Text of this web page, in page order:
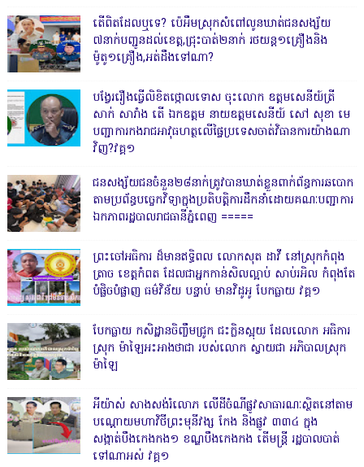
តើពិតដែលឬទេ? ប៉េអឹមស្រុកសំពៅលូនឃាត់ជនសង្ស័យ
៧នាក់បញ្ជូនដល់ខេត្ត,ជ្រុះបាត់២នាក់ រថយន្ត១គ្រឿងនិង
ម៉ូតូ១គ្រឿង,អត់ដឹងទៅណា?
បង្វែររឿងធ្វើលិខិតថ្កោលទោស ចុះលោក ឧត្តមសេនីយ៍ត្រី
សាក់ សារាំង តើ ឯកឧត្តម នាយឧត្តមសេនីយ៍ សៅ សុខា មេ
បញ្ជាការកងរាជអាវុធហត្ថលើផ្ទៃប្រទេសចាត់វិធានការយ៉ាងណា
វិញ?វគ្គ១
ជនសង្ស័យជនចំនួន២៨នាក់ត្រូវបានឃាត់ខ្លួនពាក់ព័ន្ធការឆបោក
តាមប្រព័ន្ធបច្ចេកវិទ្យាក្នុងប្រតិបត្តិការដឹកនាំដោយគណៈបញ្ជាការ
ឯកភាពរដ្ឋបាលរាជធានីភ្នំពេញ ‎=====
ព្រះចៅអធិការ ដ៏មានឥទ្ធិពល លោកសុត ដាវី នៅស្រុកកំពុង
ត្រាច ខេត្តកំពត ដែលជាអ្នកកាន់សិលល្អាប់ សាប់រអិល កំពុងតែ
បំផ្លិចបំផ្លាញ ធម៌វិន័យ បន្ទាប់ មានវិដូអូ បែកធ្លាយ វគ្គ១
បែកធ្លាយ កសិដ្ឋានចិញ្ចឹមជ្រូក ជះក្លិនស្អុយ ដែលលោក អធិការ
ស្រុក ម៉ាឡៃអះអាងថាជា របស់លោក ស្វាយជា អភិបាលស្រុក
ម៉ាឡៃ
អីយ៉ាស់ សាងសង់រំលោភ លើដីចំណីផ្លូវសាធារណៈស្ថិតនៅតាម
បណ្ដោយមហាវិថីព្រះមុនីវង្ស កែង និងផ្លូវ ៣៣៤ ក្នុង
សង្កាត់បឹងកេងកង១ ខណ្ឌបឹងកេងកង តើមន្ត្រី រដ្ឋបាលបាត់
ទៅណាអស់ វគ្គ១